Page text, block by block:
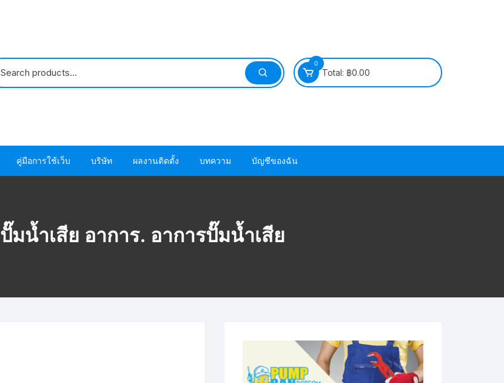
0
Total: ฿0.00
ปั๊มน้ำ MITSUBISHI
อะไหล่ปั๊มน้ำ HITACHI
โอริง ปะเก็น แหวนยาง ซีล ยาง
HITACHI
คู่มือการใช้เว็บ
ขั้นตอนการสั่งซื้อสินค้า
บริษัท ผลงานติดตั้ง บทความ บัญชีของฉัน
ปั๊มน้ำเสีย อาการ. อาการปั๊มน้ำเสีย